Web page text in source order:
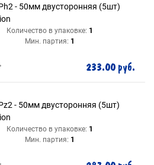
- 50мм двусторонняя (5шт)
Количество в упаковке: 1
Мин. партия: 1
233.00 руб.
- 50мм двусторонняя (5шт)
Количество в упаковке: 1
Мин. партия: 1